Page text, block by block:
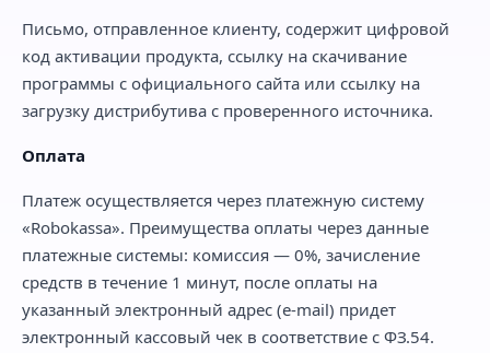
Письмо, отправленное клиенту, содержит цифровой
код активации продукта, ссылку на скачивание
программы с официального сайта или ссылку на
загрузку дистрибутива с проверенного источника.
Оплата
Платеж осуществляется через платежную систему
«Robokassa». Преимущества оплаты через данные
платежные системы: комиссия — 0%, зачисление
средств в течение 1 минут, после оплаты на
указанный электронный адрес (e-mail) придет
электронный кассовый чек в соответствие с ФЗ.54.